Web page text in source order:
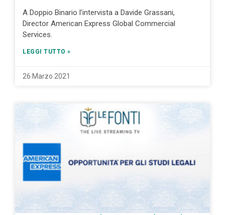
A Doppio Binario l’intervista a Davide Grassani,
Director American Express Global Commercial
Services.
LEGGI TUTTO »
26 Marzo 2021